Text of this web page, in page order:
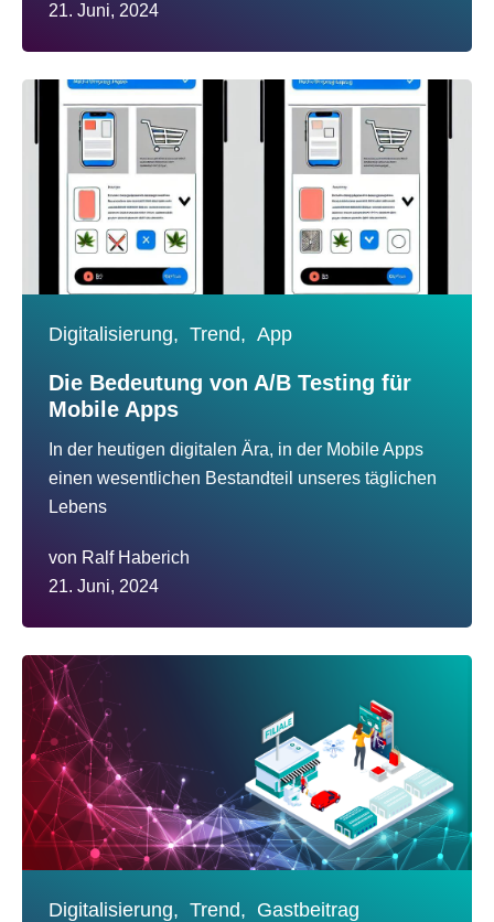
21. Juni, 2024
Digitalisierung, Trend, App
Die Bedeutung von A/B Testing für
Mobile Apps
In der heutigen digitalen Ära, in der Mobile Apps
einen wesentlichen Bestandteil unseres täglichen
Lebens
von Ralf Haberich
21. Juni, 2024
Digitalisierung, Trend, Gastbeitrag